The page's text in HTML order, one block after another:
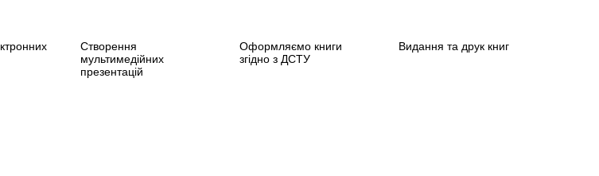
Створення
мультимедійних
презентацій
Оформляємо книги
згідно з ДСТУ
Видання та друк книг